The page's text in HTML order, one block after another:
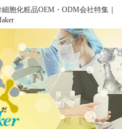
胞化粧品OEM・ODM会社特集｜